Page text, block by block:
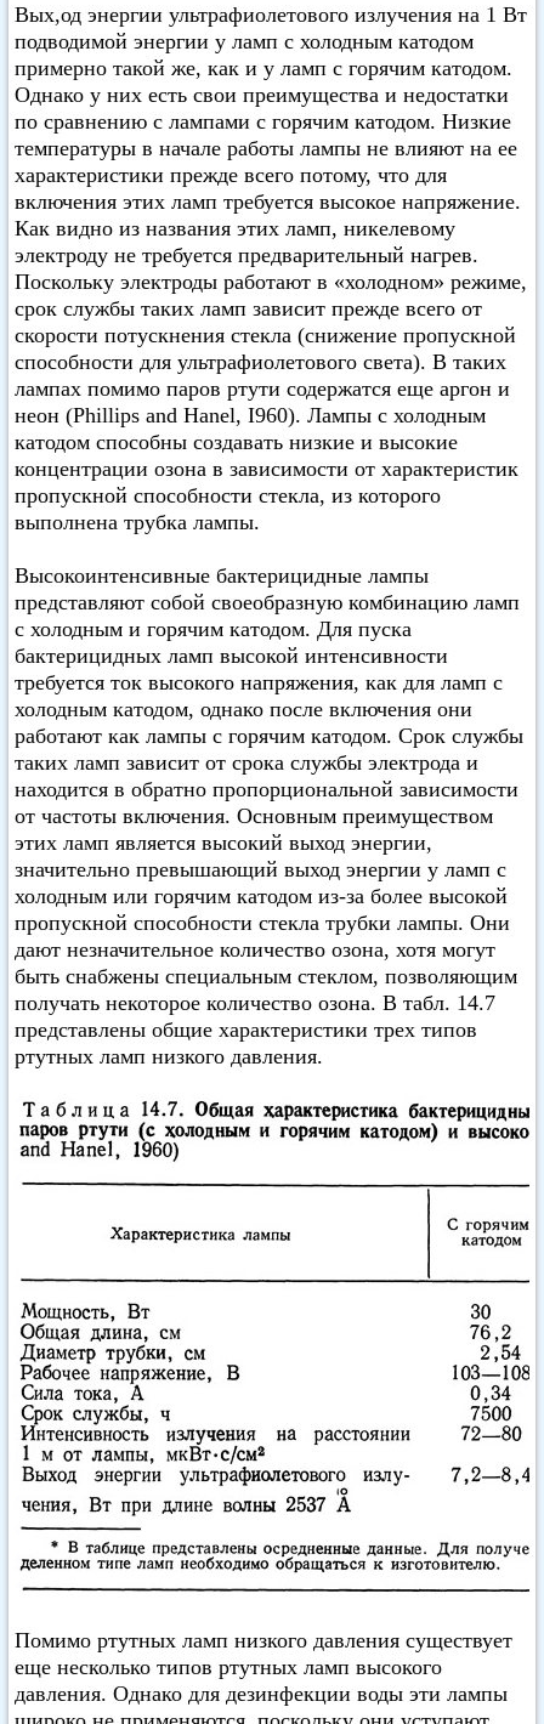
Вых,од энергии ультрафиолетового излучения на 1 Вт
подводимой энергии у ламп с холодным катодом
примерно такой же, как и у ламп с горячим катодом.
Однако у них есть свои преимущества и недостатки
по сравнению с лампами с горячим катодом. Низкие
температуры в начале работы лампы не влияют на ее
характеристики прежде всего потому, что для
включения этих ламп требуется высокое напряжение.
Как видно из названия этих ламп, никелевому
электроду не требуется предварительный нагрев.
Поскольку электроды работают в «холодном» режиме,
срок службы таких ламп зависит прежде всего от
скорости потускнения стекла (снижение пропускной
способности для ультрафиолетового света). В таких
лампах помимо паров ртути содержатся еще аргон и
неон (Phillips and Hanel, I960). Лампы с холодным
катодом способны создавать низкие и высокие
концентрации озона в зависимости от характеристик
пропускной способности стекла, из которого
выполнена трубка лампы.
Высокоинтенсивные бактерицидные лампы
представляют собой своеобразную комбинацию ламп
с холодным и горячим катодом. Для пуска
бактерицидных ламп высокой интенсивности
требуется ток высокого напряжения, как для ламп с
холодным катодом, однако после включения они
работают как лампы с горячим катодом. Срок службы
таких ламп зависит от срока службы электрода и
находится в обратно пропорциональной зависимости
от частоты включения. Основным преимуществом
этих ламп является высокий выход энергии,
значительно превышающий выход энергии у ламп с
холодным или горячим катодом из-за более высокой
пропускной способности стекла трубки лампы. Они
дают незначительное количество озона, хотя могут
быть снабжены специальным стеклом, позволяющим
получать некоторое количество озона. В табл. 14.7
представлены общие характеристики трех типов
ртутных ламп низкого давления.
Помимо ртутных ламп низкого давления существует
еще несколько типов ртутных ламп высокого
давления. Однако для дезинфекции воды эти лампы